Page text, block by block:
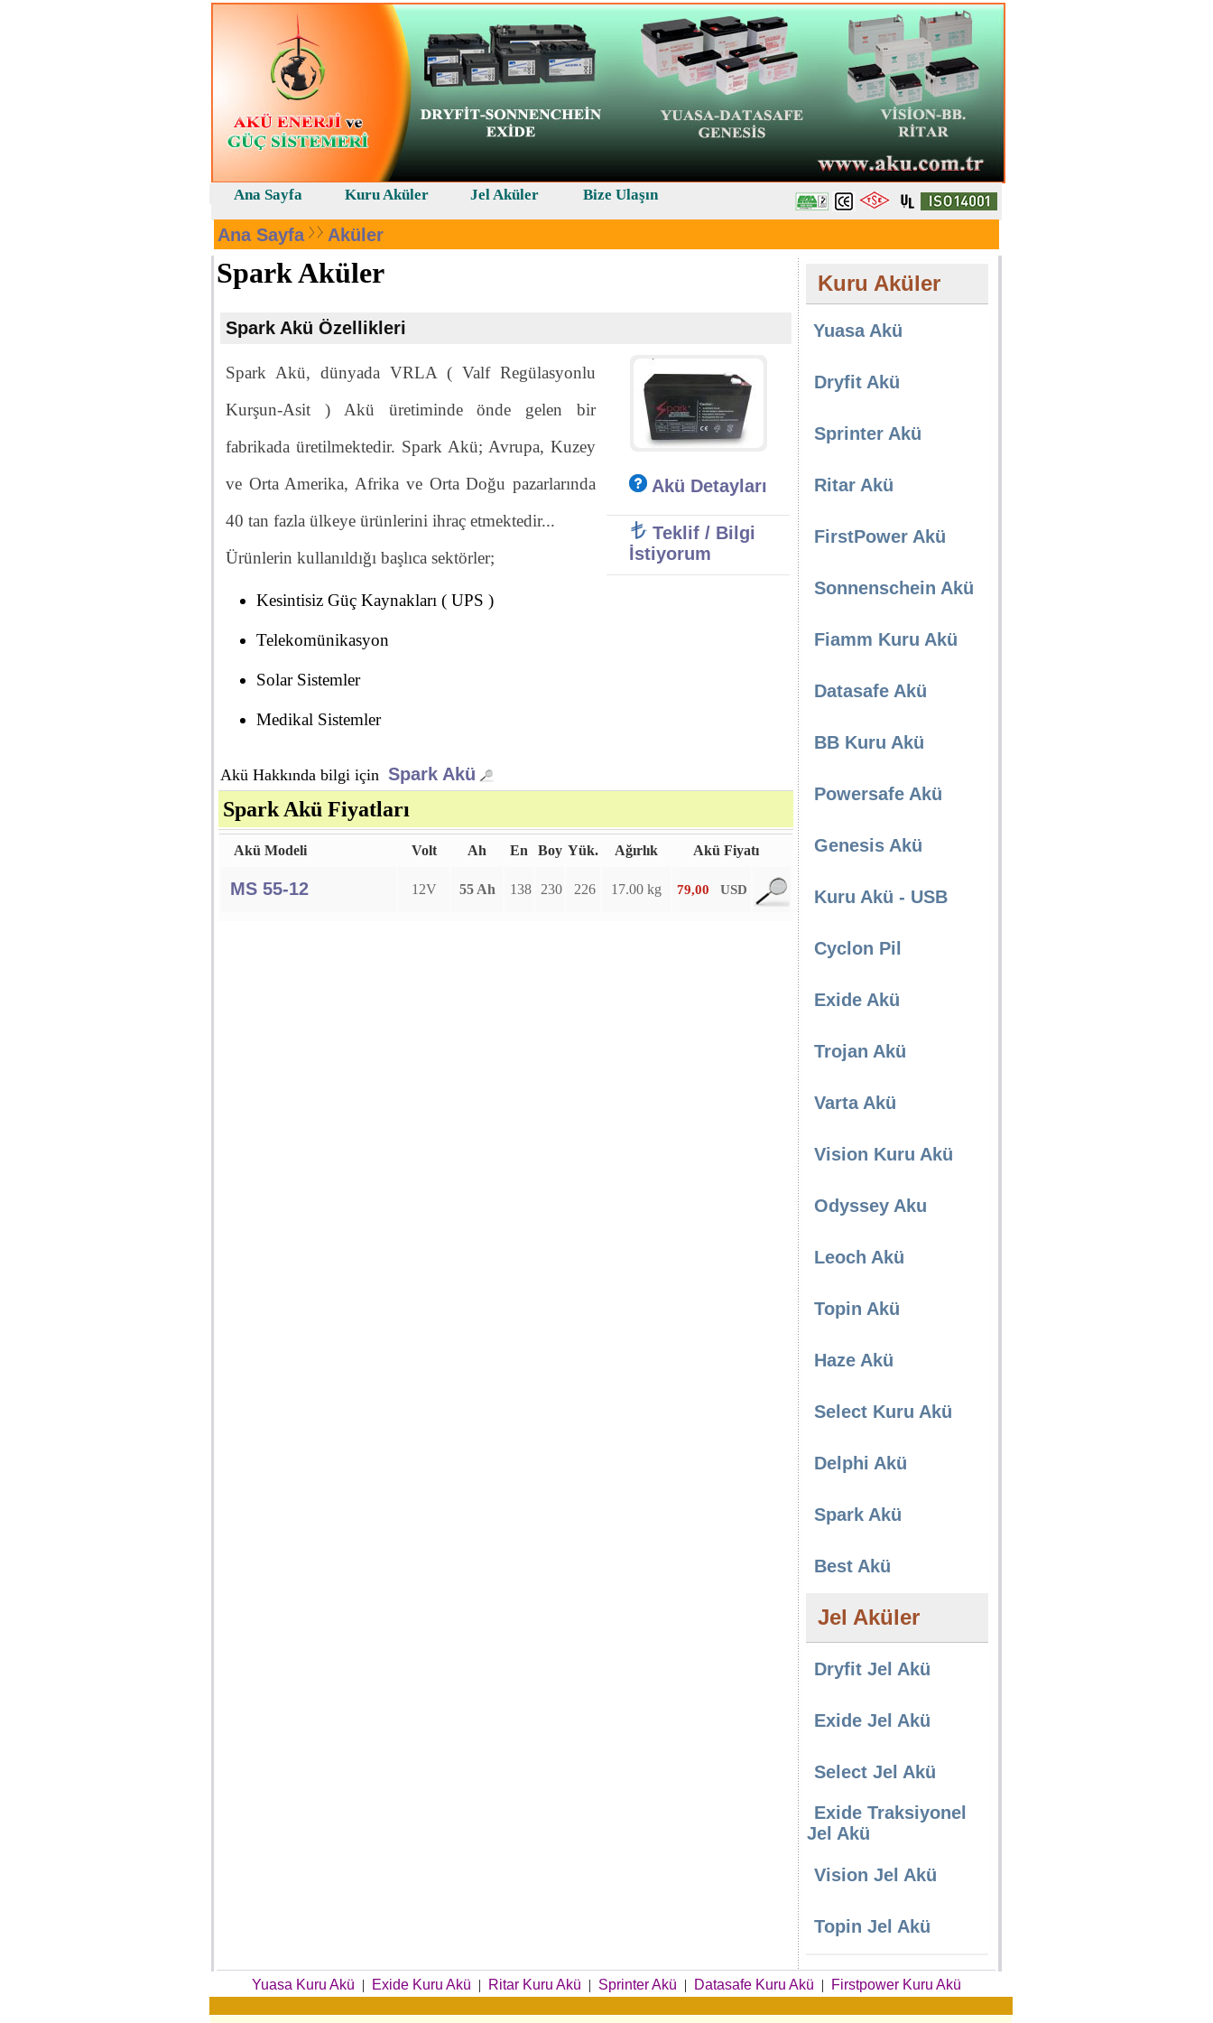
Ana Sayfa Aküler
Spark Aküler
Spark Akü Özellikleri
Spark Akü, dünyada VRLA ( Valf Regülasyonlu
Kurşun-Asit ) Akü üretiminde önde gelen bir
fabrikada üretilmektedir. Spark Akü; Avrupa, Kuzey
ve Orta Amerika, Afrika ve Orta Doğu pazarlarında
40 tan fazla ülkeye ürünlerini ihraç etmektedir...
Ürünlerin kullanıldığı başlıca sektörler;
Kesintisiz Güç Kaynakları ( UPS )
Telekomünikasyon
Solar Sistemler
Medikal Sistemler
Akü Hakkında bilgi için Spark Akü
Akü Detayları
Teklif / Bilgi
İstiyorum
Spark Akü Fiyatları
Akü Modeli Volt Ah En Boy Yük. Ağırlık Akü Fiyatı
MS 55-12 12V 55 Ah 138 230 226 17.00 kg 79,00 USD
Kuru Aküler
Yuasa Akü
Dryfit Akü
Sprinter Akü
Ritar Akü
FirstPower Akü
Sonnenschein Akü
Fiamm Kuru Akü
Datasafe Akü
BB Kuru Akü
Powersafe Akü
Genesis Akü
Kuru Akü - USB
Cyclon Pil
Exide Akü
Trojan Akü
Varta Akü
Vision Kuru Akü
Odyssey Aku
Leoch Akü
Topin Akü
Haze Akü
Select Kuru Akü
Delphi Akü
Spark Akü
Best Akü
Jel Aküler
Dryfit Jel Akü
Exide Jel Akü
Select Jel Akü
Exide Traksiyonel
Jel Akü
Vision Jel Akü
Topin Jel Akü
Yuasa Kuru Akü | Exide Kuru Akü | Ritar Kuru Akü | Sprinter Akü | Datasafe Kuru Akü | Firstpower Kuru Akü
Ana Sayfa Kuru Aküler Jel Aküler Bize Ulaşın